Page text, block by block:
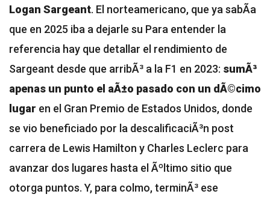
Logan Sargeant. El norteamericano, que ya sabÃ­a
que en 2025 iba a dejarle su Para entender la
referencia hay que detallar el rendimiento de
Sargeant desde que arribÃ³ a la F1 en 2023: sumÃ³
apenas un punto el aÃ±o pasado con un dÃ©cimo
lugar en el Gran Premio de Estados Unidos, donde
se vio beneficiado por la descalificaciÃ³n post
carrera de Lewis Hamilton y Charles Leclerc para
avanzar dos lugares hasta el Ãºltimo sitio que
otorga puntos. Y, para colmo, terminÃ³ ese